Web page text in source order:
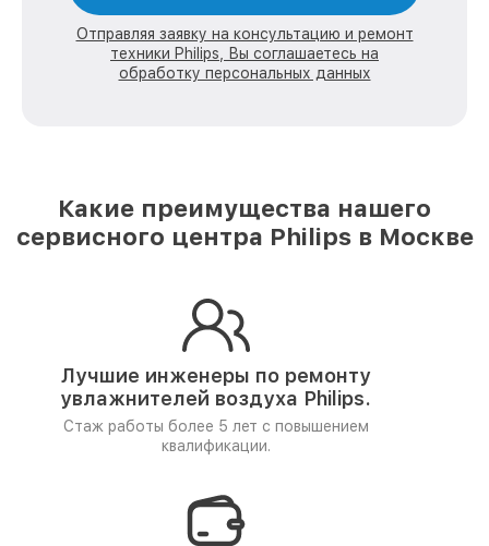
Отправляя заявку на консультацию и ремонт
техники Philips, Вы соглашаетесь на
обработку персональных данных
Какие преимущества нашего
сервисного центра Philips в Москве
Лучшие инженеры по ремонту
увлажнителей воздуха Philips.
Стаж работы более 5 лет с повышением
квалификации.